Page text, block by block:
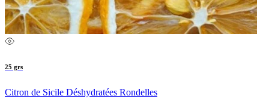
25 grs
Citron de Sicile Déshydratées Rondelles